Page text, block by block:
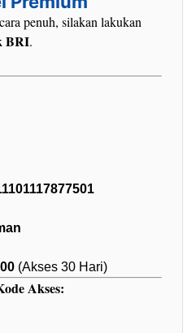
penuh, silakan lakukan
BRI.
(Akses 30 Hari)
Akses: